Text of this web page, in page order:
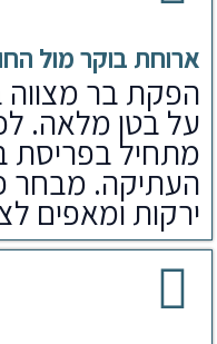
ארוחת בוקר מול
הפקת בר מצווה
על בטן מלאה.
מתחיל בפריסת
העתיקה. מבחר
ירקות ומאפים